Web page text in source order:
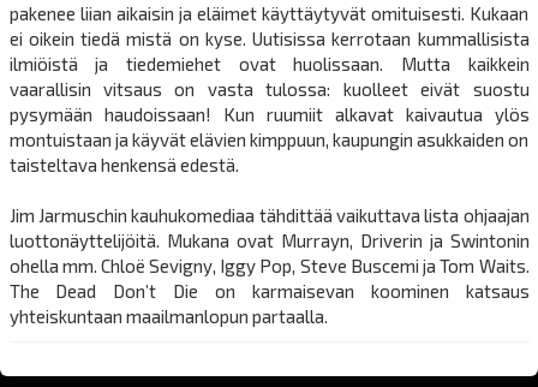
pakenee liian aikaisin ja eläimet käyttäytyvät omituisesti. Kukaan
ei oikein tiedä mistä on kyse. Uutisissa kerrotaan kummallisista
ilmiöistä ja tiedemiehet ovat huolissaan. Mutta kaikkein
vaarallisin vitsaus on vasta tulossa: kuolleet eivät suostu
pysymään haudoissaan! Kun ruumiit alkavat kaivautua ylös
montuistaan ja käyvät elävien kimppuun, kaupungin asukkaiden on
taisteltava henkensä edestä.
Jim Jarmuschin kauhukomediaa tähdittää vaikuttava lista ohjaajan
luottonäyttelijöitä. Mukana ovat Murrayn, Driverin ja Swintonin
ohella mm. Chloë Sevigny, Iggy Pop, Steve Buscemi ja Tom Waits.
The Dead Don’t Die on karmaisevan koominen katsaus
yhteiskuntaan maailmanlopun partaalla.